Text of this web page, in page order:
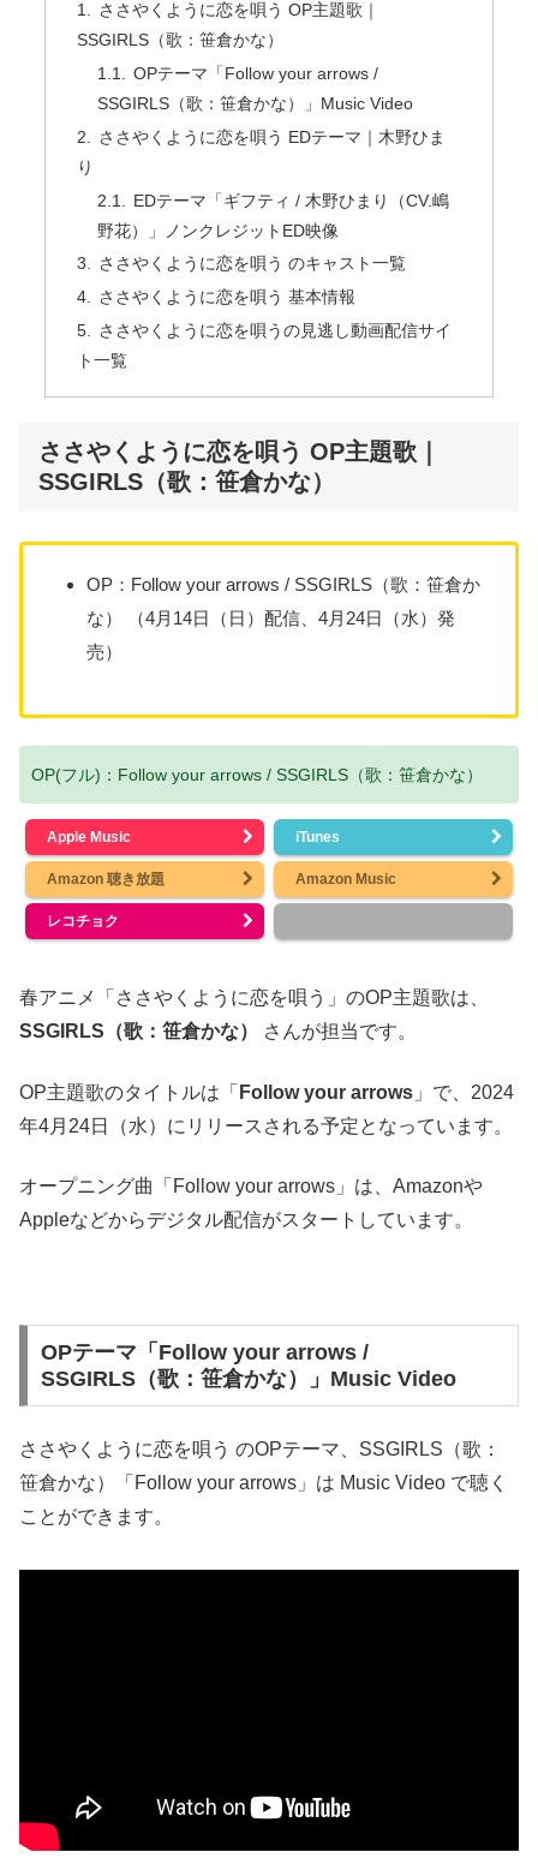
ささやくように恋を唄う OP主題歌｜
SSGIRLS（歌：笹倉かな）
OPテーマ「Follow your arrows /
SSGIRLS（歌：笹倉かな）」Music Video
ささやくように恋を唄う EDテーマ｜木野ひま
り
EDテーマ「ギフティ / 木野ひまり（CV.嶋
野花）」ノンクレジットED映像
ささやくように恋を唄う のキャスト一覧
ささやくように恋を唄う 基本情報
ささやくように恋を唄うの見逃し動画配信サイ
ト一覧
ささやくように恋を唄う OP主題歌｜
SSGIRLS（歌：笹倉かな）
OP：Follow your arrows / SSGIRLS（歌：笹倉か
な） （4月14日（日）配信、4月24日（水）発
売）
OP(フル)：Follow your arrows / SSGIRLS（歌：笹倉かな）
Apple Music iTunes
Amazon 聴き放題 Amazon Music
レコチョク
春アニメ「ささやくように恋を唄う」のOP主題歌は、
SSGIRLS（歌：笹倉かな）
さんが担当です。
OP主題歌のタイトルは「 Follow your arrows 」で、2024
年4月24日（水）にリリースされる予定となっています。
オープニング曲「Follow your arrows」は、Amazonや
Appleなどからデジタル配信がスタートしています。
OPテーマ「Follow your arrows /
SSGIRLS（歌：笹倉かな）」Music Video
ささやくように恋を唄う のOPテーマ、SSGIRLS（歌：
笹倉かな）「Follow your arrows」は Music Video で聴く
ことができます。